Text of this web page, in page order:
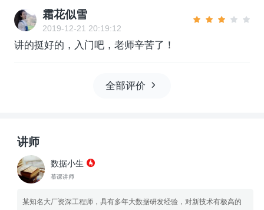
霜花似雪
2019-12-21 20:19:12
讲的挺好的，入门吧，老师辛苦了！
全部评价
讲师
数据小生
慕课讲师
某知名大厂资深工程师，具有多年大数据研发经验，对新技术有极高的